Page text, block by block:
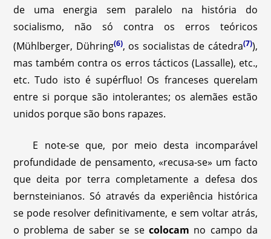
de uma energia sem paralelo na história do
socialismo, não só contra os erros teóricos
(Mühlberger, Dühring(6), os socialistas de cátedra(7)),
mas também contra os erros tácticos (Lassalle), etc.,
etc. Tudo isto é supérfluo! Os franceses querelam
entre si porque são intolerantes; os alemães estão
unidos porque são bons rapazes.
E note-se que, por meio desta incomparável
profundidade de pensamento, «recusa-se» um facto
que deita por terra completamente a defesa dos
bernsteinianos. Só através da experiência histórica
se pode resolver definitivamente, e sem voltar atrás,
o problema de saber se se colocam no campo da